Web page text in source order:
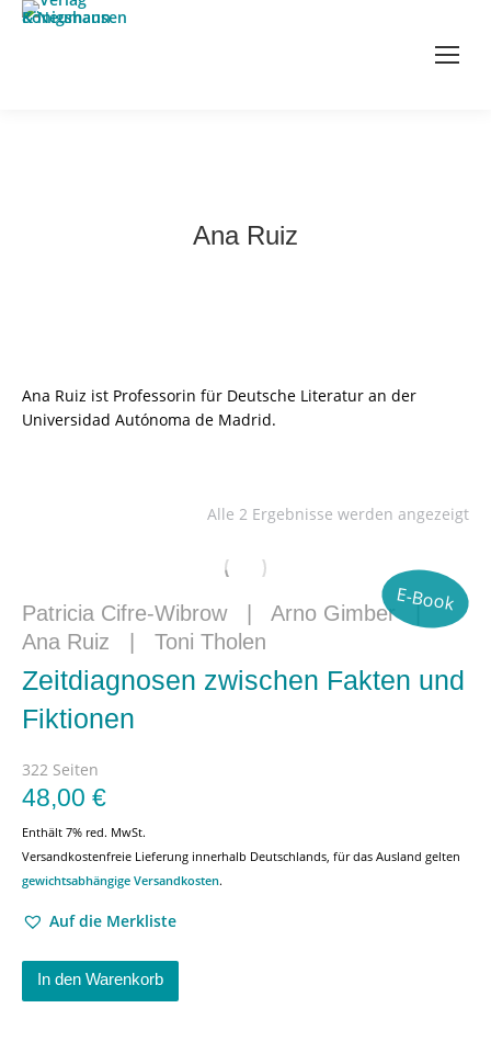
Ana Ruiz
Ana Ruiz ist Professorin für Deutsche Literatur an der
Universidad Autónoma de Madrid.
Alle 2 Ergebnisse werden angezeigt
E-Book
Patricia Cifre-Wibrow| Arno Gimber|
Ana Ruiz
Toni Tholen
Zeitdiagnosen zwischen Fakten und
Fiktionen
322 Seiten
48,00 €
Enthält 7% red. MwSt.
Versandkostenfreie Lieferung innerhalb Deutschlands, für das Ausland gelten
gewichtsabhängige Versandkosten.
Auf die Merkliste
In den Warenkorb